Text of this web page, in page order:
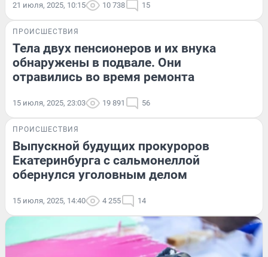
21 июля, 2025, 10:15 10 738 15
ПРОИСШЕСТВИЯ
Тела двух пенсионеров и их внука
обнаружены в подвале. Они
отравились во время ремонта
15 июля, 2025, 23:03 19 891 56
ПРОИСШЕСТВИЯ
Выпускной будущих прокуроров
Екатеринбурга с сальмонеллой
обернулся уголовным делом
15 июля, 2025, 14:40 4 255 14